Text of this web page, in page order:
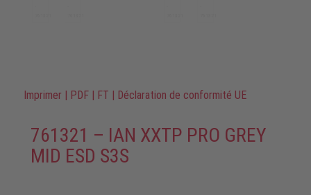
Imprimer | PDF | FT | Déclaration de conformité UE
761321 – IAN XXTP PRO GREY
MID ESD S3S